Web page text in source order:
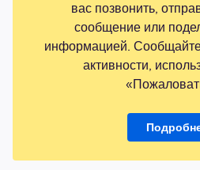
вас позвонить,
сообщение или
информацией. Сообщайте
активности,